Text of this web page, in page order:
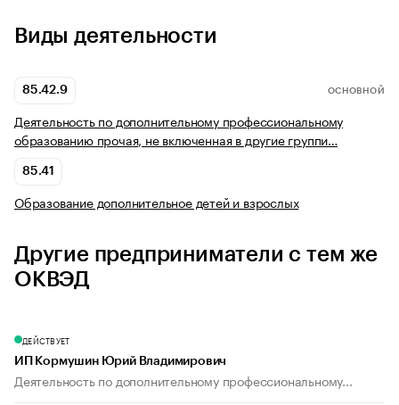
Виды деятельности
85.42.9 ОСНОВНОЙ
Деятельность по дополнительному профессиональному
образованию прочая, не включенная в другие группи…
85.41
Образование дополнительное детей и взрослых
Другие предприниматели с тем же
ОКВЭД
ДЕЙСТВУЕТ
ИП Кормушин Юрий Владимирович
Деятельность по дополнительному профессиональному...